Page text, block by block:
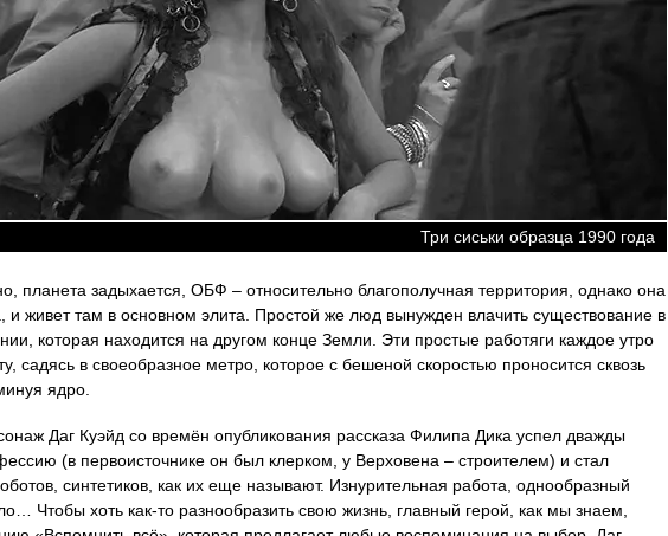
Три сиськи образца 1990 года
планета задыхается, ОБФ – относительно благополучная территория, однако она
и живет там в основном элита. Простой же люд вынужден влачить существование в
которая находится на другом конце Земли. Эти простые работяги каждое утро
садясь в своеобразное метро, которое с бешеной скоростью проносится сквозь
ядро.
Даг Куэйд со времён опубликования рассказа Филипа Дика успел дважды
(в первоисточнике он был клерком, у Верховена – строителем) и стал
синтетиков, как их еще называют. Изнурительная работа, однообразный
Чтобы хоть как-то разнообразить свою жизнь, главный герой, как мы знаем,